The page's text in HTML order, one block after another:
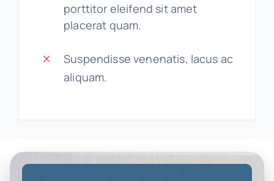
porttitor eleifend sit amet
placerat quam.
Suspendisse venenatis, lacus ac
aliquam.